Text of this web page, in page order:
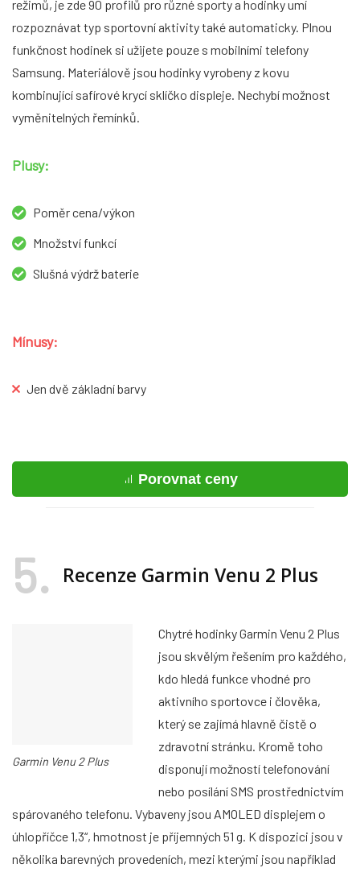
režimů, je zde 90 profilů pro různé sporty a hodinky umí
rozpoznávat typ sportovní aktivity také automaticky. Plnou
funkčnost hodinek si užijete pouze s mobilními telefony
Samsung. Materiálově jsou hodinky vyrobeny z kovu
kombinující safírové krycí sklíčko displeje. Nechybí možnost
vyměnitelných řemínků.
Plusy:
Poměr cena/výkon
Množství funkcí
Slušná výdrž baterie
Mínusy:
Jen dvě základní barvy
Porovnat ceny
5 Recenze Garmin Venu 2 Plus
Garmin Venu 2 Plus
Chytré hodinky Garmin Venu 2 Plus
jsou skvělým řešením pro každého,
kdo hledá funkce vhodné pro
aktivního sportovce i člověka,
který se zajímá hlavně čistě o
zdravotní stránku. Kromě toho
disponují možností telefonování
nebo posílání SMS prostřednictvím
spárovaného telefonu. Vybaveny jsou AMOLED displejem o
úhlopříčce 1,3“, hmotnost je příjemných 51 g. K dispozici jsou v
několika barevných provedeních, mezi kterými jsou například